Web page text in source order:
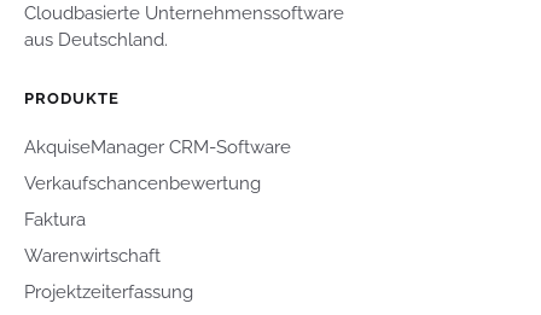
Cloudbasierte Unternehmenssoftware
aus Deutschland.
PRODUKTE
AkquiseManager CRM-Software
Verkaufschancenbewertung
Faktura
Warenwirtschaft
Projektzeiterfassung